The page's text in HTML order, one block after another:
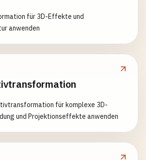
für 3D-Effekte und
anwenden
für komplexe 3D-
und Projektionseffekte anwenden